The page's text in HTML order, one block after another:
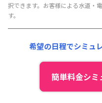
択できます。お客様による水道・
す。
希望の日程でシミュ
簡単料金シミ